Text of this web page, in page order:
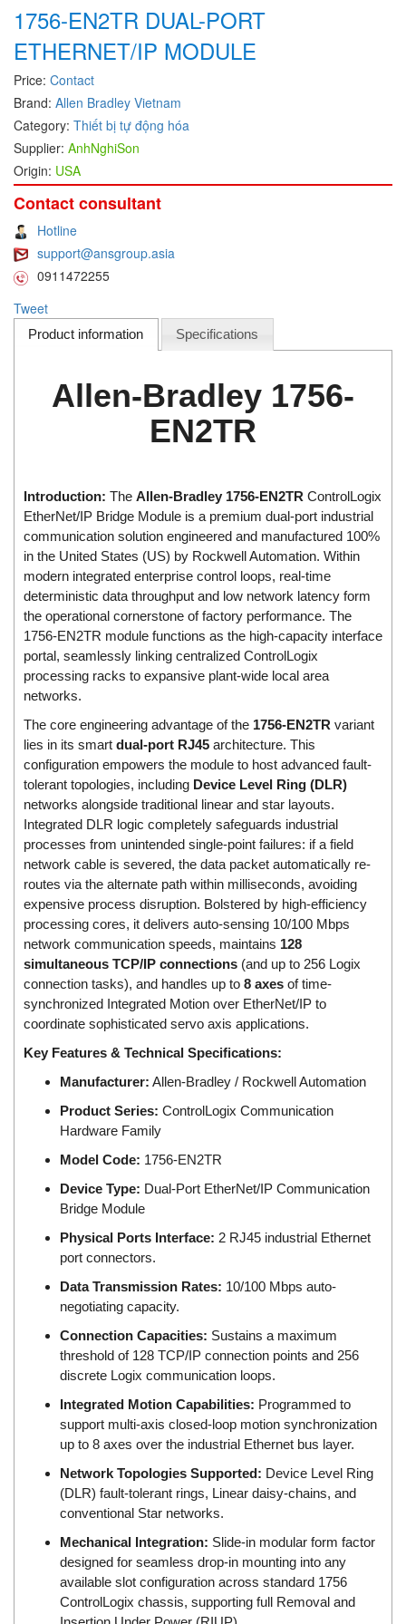
DEIF
Delmhorst VietNam
DELTA
Delta Ohm
Delta sensor
Delta-mobrey
DEMA Engineering/ Foam- IT
DESAX
DET-TRONICS
Deublin
Diakont
Dias Infrared
Doctor Led Vietnam
DOLD - Autho ANS
Dold Vietnam
Dongdo Tech
Donghwa Valve
Dongkun
Dosing Pump
DR. NEUMANN Peltier-Technik
Driesen Kern
Dropsa Vietnam
Druck
DSTI
DUCATI
Duclean
Dukin Besko
Dunkermotoren
Durag
Dwyer
DYH
Earthtech
EBMPAPST
ECKERLE
Ecom-EX
ECONEX
EGE Elektronik
Eilersen Vietnam
Ekstrom-Carlson
Elap Vietnam
Electro Adda
Electro Industries
Electronic Design System S.R.L Vietnam
Electronics Inc. Viet Nam
1756-EN2TR DUAL-PORT
ETHERNET/IP MODULE
Price: Contact
Brand: Allen Bradley Vietnam
Category: Thiết bị tự động hóa
Supplier: AnhNghiSon
Origin: USA
Contact consultant
Hotline
support@ansgroup.asia
0911472255
Tweet
Product information Specifications
Allen-Bradley 1756-
EN2TR
Introduction: The Allen-Bradley 1756-EN2TR ControlLogix
EtherNet/IP Bridge Module is a premium dual-port industrial
communication solution engineered and manufactured 100%
in the United States (US) by Rockwell Automation. Within
modern integrated enterprise control loops, real-time
deterministic data throughput and low network latency form
the operational cornerstone of factory performance. The
1756-EN2TR module functions as the high-capacity interface
portal, seamlessly linking centralized ControlLogix
processing racks to expansive plant-wide local area
networks.
The core engineering advantage of the 1756-EN2TR variant
lies in its smart dual-port RJ45 architecture. This
configuration empowers the module to host advanced fault-
tolerant topologies, including Device Level Ring (DLR)
networks alongside traditional linear and star layouts.
Integrated DLR logic completely safeguards industrial
processes from unintended single-point failures: if a field
network cable is severed, the data packet automatically re-
routes via the alternate path within milliseconds, avoiding
expensive process disruption. Bolstered by high-efficiency
processing cores, it delivers auto-sensing 10/100 Mbps
network communication speeds, maintains 128
simultaneous TCP/IP connections (and up to 256 Logix
connection tasks), and handles up to 8 axes of time-
synchronized Integrated Motion over EtherNet/IP to
coordinate sophisticated servo axis applications.
Key Features & Technical Specifications:
Manufacturer: Allen-Bradley / Rockwell Automation
Product Series: ControlLogix Communication
Hardware Family
Model Code: 1756-EN2TR
Device Type: Dual-Port EtherNet/IP Communication
Bridge Module
Physical Ports Interface: 2 RJ45 industrial Ethernet
port connectors.
Data Transmission Rates: 10/100 Mbps auto-
negotiating capacity.
Connection Capacities: Sustains a maximum
threshold of 128 TCP/IP connection points and 256
discrete Logix communication loops.
Integrated Motion Capabilities: Programmed to
support multi-axis closed-loop motion synchronization
up to 8 axes over the industrial Ethernet bus layer.
Network Topologies Supported: Device Level Ring
(DLR) fault-tolerant rings, Linear daisy-chains, and
conventional Star networks.
Mechanical Integration: Slide-in modular form factor
designed for seamless drop-in mounting into any
available slot configuration across standard 1756
ControlLogix chassis, supporting full Removal and